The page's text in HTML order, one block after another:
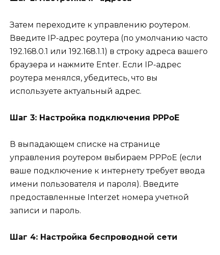
Затем переходите к управлению роутером.
Введите IP-адрес роутера (по умолчанию часто
192.168.0.1 или 192.168.1.1) в строку адреса вашего
браузера и нажмите Enter. Если IP-адрес
роутера менялся, убедитесь, что вы
используете актуальный адрес.
Шаг 3: Настройка подключения PPPoE
В выпадающем списке на странице
управления роутером выбираем PPPoE (если
ваше подключение к интернету требует ввода
имени пользователя и пароля). Введите
предоставленные Interzet номера учетной
записи и пароль.
Шаг 4: Настройка беспроводной сети